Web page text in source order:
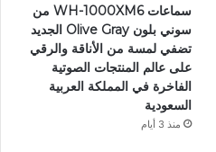
سماعات WH-1000XM6 من
سوني بلون Olive Gray الجديد
تضفي لمسة من الأناقة والرقي
على عالم المنتجات الصوتية
الفاخرة في المملكة العربية
السعودية
منذ 3 أيام